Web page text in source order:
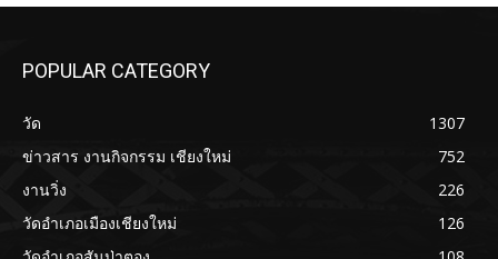
POPULAR CATEGORY
วัด
1307
ข่าวสาร งานกิจกรรม เชียงใหม่
752
งานวิ่ง
226
วัดอำเภอเมืองเชียงใหม่
126